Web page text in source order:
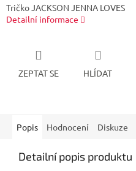
Tričko JACKSON JENNA LOVES
Detailní informace
ZEPTAT SE HLÍDAT
Popis Hodnocení Diskuze
Detailní popis produktu